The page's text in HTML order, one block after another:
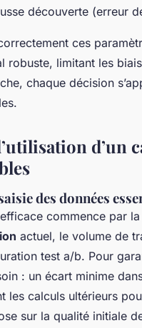
découverte (erreur
ces
robuste, limitant les
chaque décision
d’un
des données
commence par
actuel, le volume de
test a/b. Pour
: un écart minime
les calculs ultérieurs
sur la qualité initiale